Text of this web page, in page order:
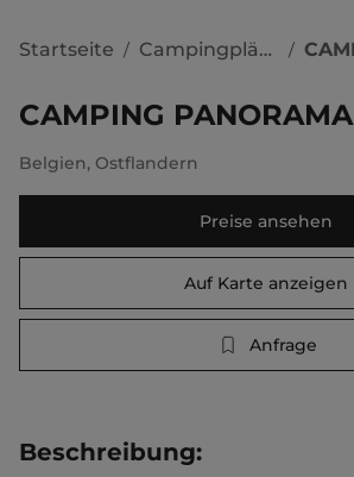
Startseite / Campingplätze /
CAMPING PANORAMA
Belgien, Ostflandern
Preise ansehen
Auf Karte anzeigen
Anfrage
Beschreibung: